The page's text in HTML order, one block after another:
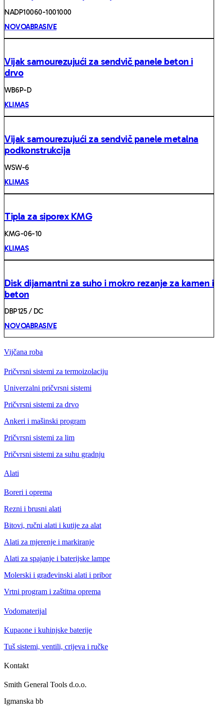
NADP10060-1001000
NOVOABRASIVE
Vijak samourezujući za sendvič panele beton i
drvo
WB6P-D
KLIMAS
Vijak samourezujući za sendvič panele metalna
podkonstrukcija
WSW-6
KLIMAS
Tipla za siporex KMG
KMG-06-10
KLIMAS
Disk dijamantni za suho i mokro rezanje za kamen i
beton
DBP125 / DC
NOVOABRASIVE
Vijčana roba
Pričvrsni sistemi za termoizolaciju
Univerzalni pričvrsni sistemi
Pričvrsni sistemi za drvo
Ankeri i mašinski program
Pričvrsni sistemi za lim
Pričvrsni sistemi za suhu gradnju
Alati
Boreri i oprema
Rezni i brusni alati
Bitovi, ručni alati i kutije za alat
Alati za mjerenje i markiranje
Alati za spajanje i baterijske lampe
Molerski i građevinski alati i pribor
Vrtni program i zaštitna oprema
Vodomaterijal
Kupaone i kuhinjske baterije
Tuš sistemi, ventili, crijeva i ručke
Kontakt
Smith General Tools d.o.o.
Igmanska bb